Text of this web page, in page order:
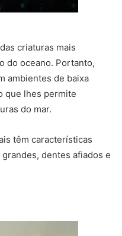
criaturas mais
do oceano. Portanto,
ambientes de baixa
que lhes permite
do mar.
têm características
dentes afiados e